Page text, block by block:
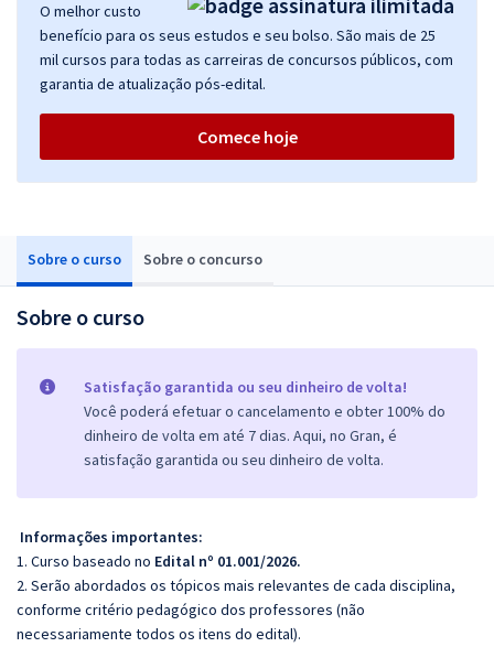
Sobre o curso Sobre o concurso
Sobre o curso
Satisfação garantida ou seu dinheiro de volta!
Você poderá efetuar o cancelamento e obter 100% do
dinheiro de volta em até 7 dias. Aqui, no Gran, é
satisfação garantida ou seu dinheiro de volta.
Informações importantes:
1. Curso baseado no Edital nº 01.001/2026.
2. Serão abordados os tópicos mais relevantes de cada disciplina,
conforme critério pedagógico dos professores (não
necessariamente todos os itens do edital).
O melhor custo
benefício para os seus estudos e seu bolso. São mais de 25
mil cursos para todas as carreiras de concursos públicos, com
garantia de atualização pós-edital.
Comece hoje